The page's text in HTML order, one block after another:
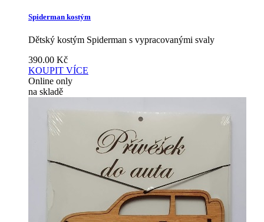
Spiderman kostým
Dětský kostým Spiderman s vypracovanými svaly
390.00 Kč
KOUPIT VÍCE
Online only
na skladě